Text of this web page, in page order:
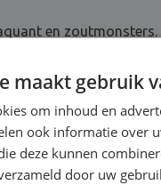
en
zouten aanwezig
Deze doordachte
maakt gebruik
om inhoud en
ook informatie over
deze kunnen
door uw